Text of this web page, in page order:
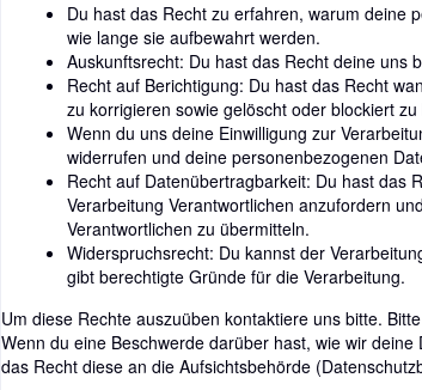
Du hast das Recht zu erfahren, warum deine
wie lange sie aufbewahrt werden.
Auskunftsrecht: Du hast das Recht deine uns
Recht auf Berichtigung: Du hast das Recht
zu korrigieren sowie gelöscht oder blockiert
Wenn du uns deine Einwilligung zur
widerrufen und deine personenbezogenen
Recht auf Datenübertragbarkeit: Du hast das
Verarbeitung Verantwortlichen anzufordern
Verantwortlichen zu übermitteln.
Widerspruchsrecht: Du kannst der
gibt berechtigte Gründe für die Verarbeitung.
Um diese Rechte auszuüben kontaktiere uns bitte.
Wenn du eine Beschwerde darüber hast, wie wir
das Recht diese an die Aufsichtsbehörde